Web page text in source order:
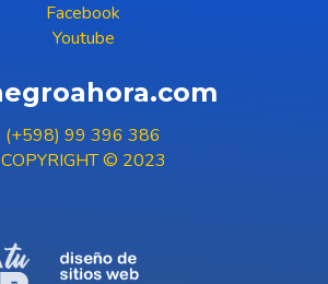
Facebook
Youtube
(+598) 99 396 386
COPYRIGHT © 2023